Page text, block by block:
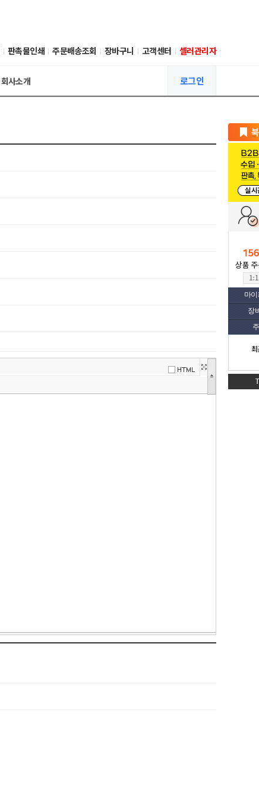
판촉물인쇄 주문배송조회 장바구니 고객센터 셀러관리자
회사소개 로그인
마
장